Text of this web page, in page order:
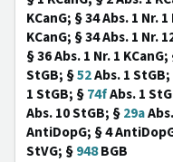
KCanG; § 34 Abs. 1 Nr.
KCanG; § 34 Abs. 1 Nr.
§ 36 Abs. 1 Nr. 1
StGB; §52Abs. 1
1 StGB; §74fAbs. 1
Abs. 10 StGB; §29a
AntiDopG; § 4
StVG; §948BGB